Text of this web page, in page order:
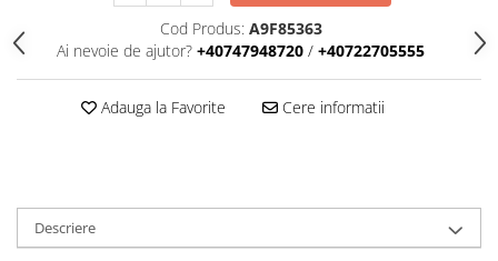
Iluminat de Siguranță
Lămpi și componente
Catarge
Montaj Lateral Catarg
Cod Produs: A9F85363
Ai nevoie de ajutor? +40747948720 / +40722705555
Adauga la Favorite Cere informatii
Descriere